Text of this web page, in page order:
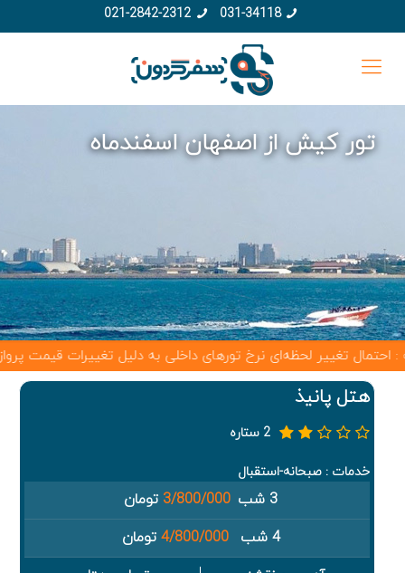
031-34118
021-2842-2312
تور کیش از اصفهان اسفندماه
تغییر لحظه‌ای نرخ تورهای داخلی به دلیل تغییرات قیمت پرواز وجود
هتل پانیذ
2 ستاره
خدمات : صبحانه-استقبال
3 شب 3/800/000 تومان
4 شب
4/800/000 تومان